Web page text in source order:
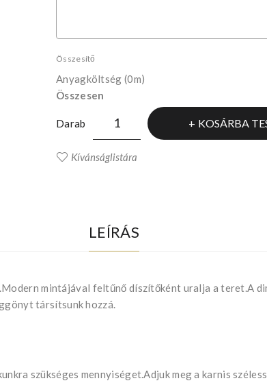
Összesítő
Anyagköltség (0m)
Összesen
Darab KOSÁRBA
Kívánságlistára
LEÍRÁS
mintájával feltűnő díszítőként uralja a teret.A
társítsunk hozzá.
szükséges mennyiséget.Adjuk meg a karnis